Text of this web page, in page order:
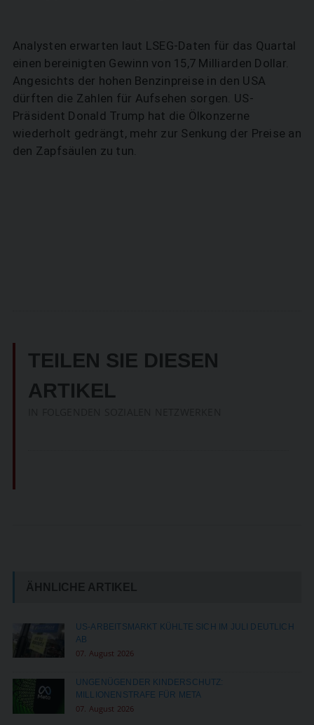
Analysten erwarten laut LSEG-Daten für das Quartal
einen bereinigten Gewinn von 15,7 Milliarden Dollar.
Angesichts der hohen Benzinpreise in den USA
dürften die Zahlen für Aufsehen sorgen. US-
Präsident Donald Trump hat die Ölkonzerne
wiederholt gedrängt, mehr zur Senkung der Preise an
den Zapfsäulen zu tun.
TEILEN SIE DIESEN
ARTIKEL
ÄHNLICHE ARTIKEL
US-ARBEITSMARKT KÜHLTE SICH IM JULI DEUTLICH
AB
07. August 2026
UNGENÜGENDER KINDERSCHUTZ:
MILLIONENSTRAFE FÜR META
07. August 2026